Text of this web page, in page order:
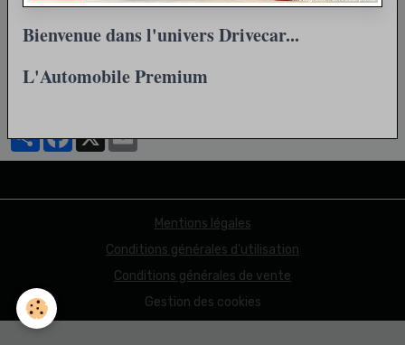
Retour
Mentions légales
Conditions générales d'utilisation
Conditions générales de vente
Gestion des cookies
Bienvenue dans l'univers Drivecar...
L'Automobile Premium